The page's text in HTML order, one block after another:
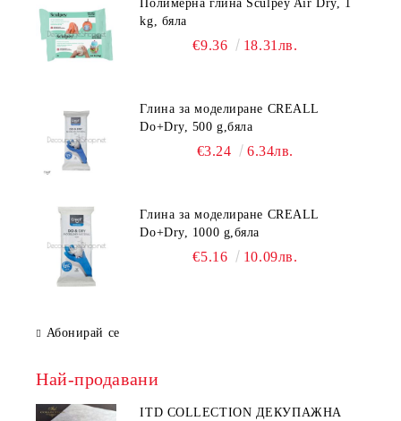
Полимерна глина Sculpey Air Dry, 1
kg, бяла
€9.36 18.31лв.
Глина за моделиране CREALL
Do+Dry, 500 g,бяла
€3.24 6.34лв.
Глина за моделиране CREALL
Do+Dry, 1000 g,бяла
€5.16 10.09лв.
Абонирай се
Най-продавани
ITD COLLECTION ДЕКУПАЖНА